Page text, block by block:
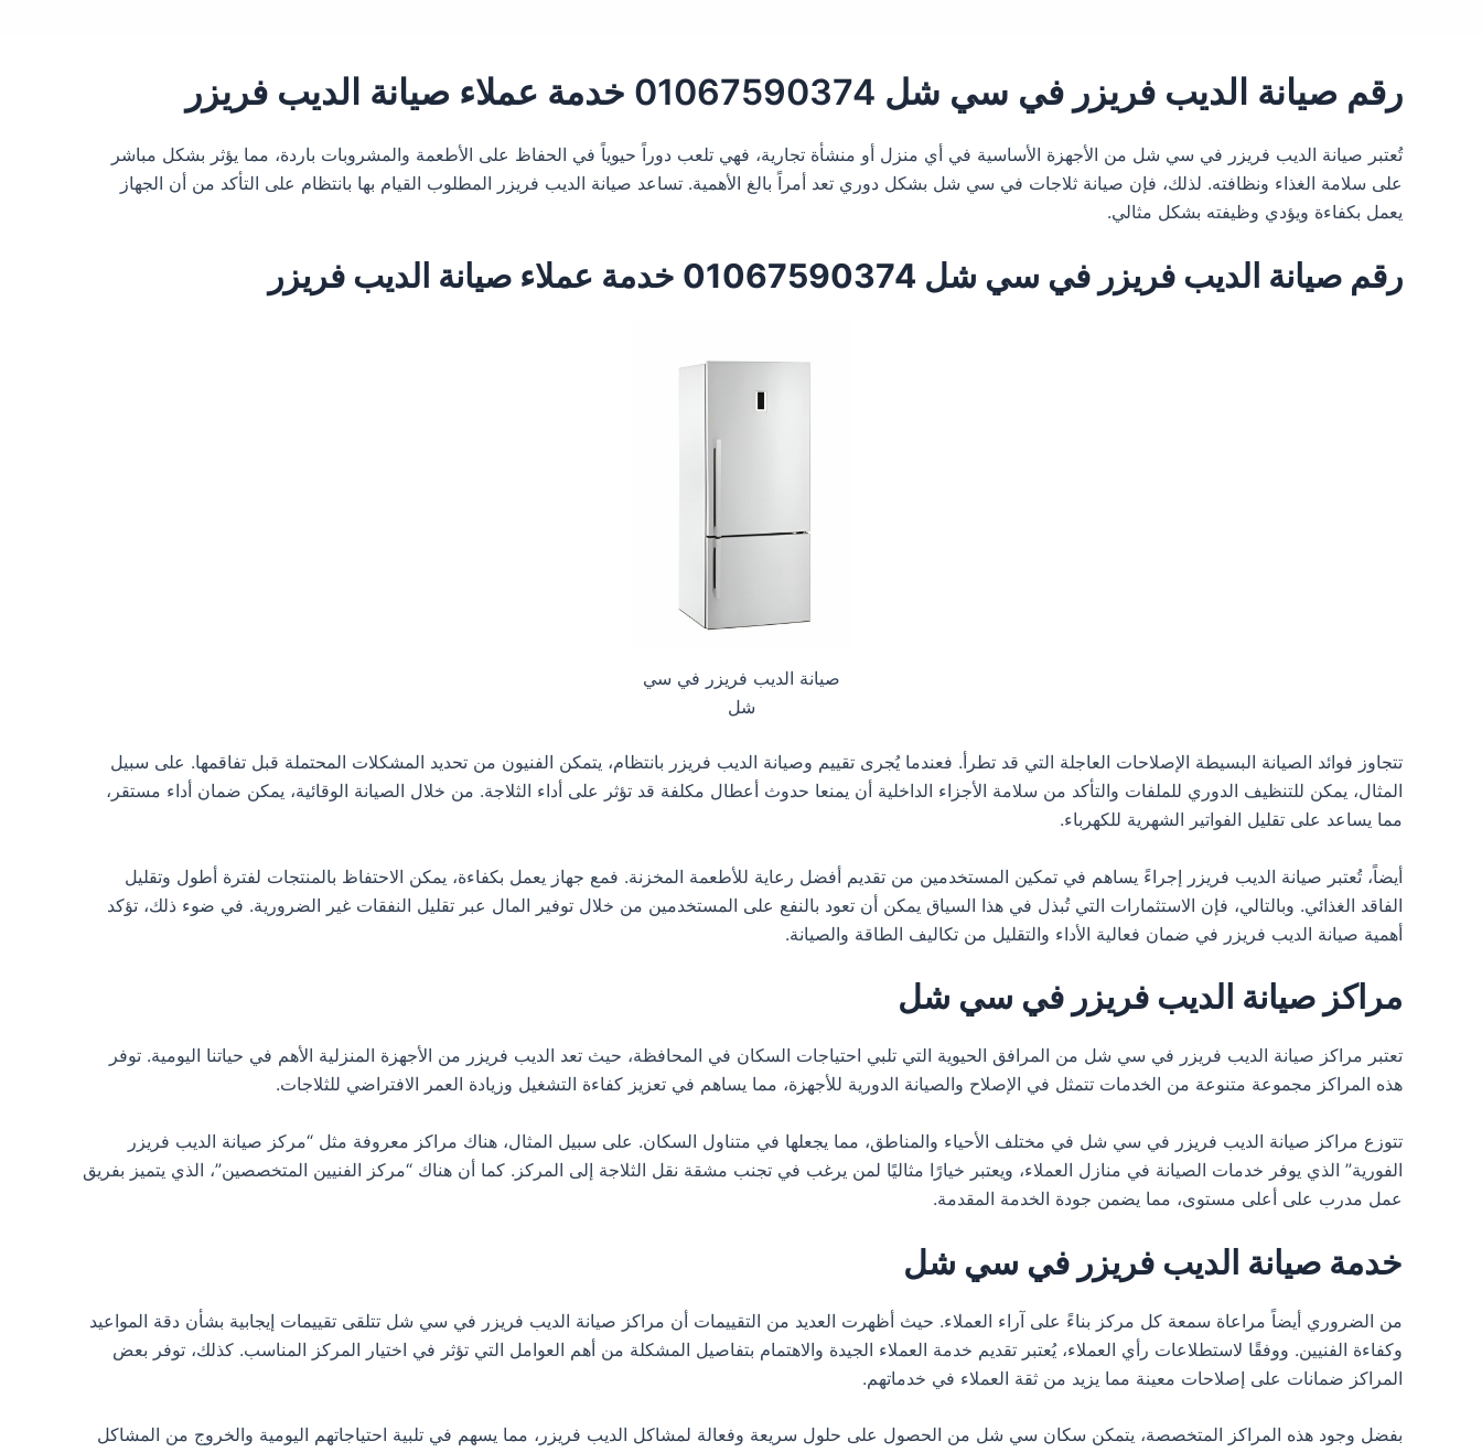
رقم صيانة الديب فريزر في سي شل 01067590374 خدمة عملاء صيانة الديب فريزر
تُعتبر صيانة الديب فريزر في سي شل من الأجهزة الأساسية في أي منزل أو منشأة تجارية، فهي تلعب دوراً حيوياً في الحفاظ على الأطعمة والمشروبات باردة، مما يؤثر بشكل مباشر
على سلامة الغذاء ونظافته. لذلك، فإن صيانة ثلاجات في سي شل بشكل دوري تعد أمراً بالغ الأهمية. تساعد صيانة الديب فريزر المطلوب القيام بها بانتظام على التأكد من أن الجهاز
يعمل بكفاءة ويؤدي وظيفته بشكل مثالي.
رقم صيانة الديب فريزر في سي شل 01067590374 خدمة عملاء صيانة الديب فريزر
صيانة الديب فريزر في سي
شل
تتجاوز فوائد الصيانة البسيطة الإصلاحات العاجلة التي قد تطرأ. فعندما يُجرى تقييم وصيانة الديب فريزر بانتظام، يتمكن الفنيون من تحديد المشكلات المحتملة قبل تفاقمها. على سبيل
المثال، يمكن للتنظيف الدوري للملفات والتأكد من سلامة الأجزاء الداخلية أن يمنعا حدوث أعطال مكلفة قد تؤثر على أداء الثلاجة. من خلال الصيانة الوقائية، يمكن ضمان أداء مستقر،
مما يساعد على تقليل الفواتير الشهرية للكهرباء.
أيضاً، تُعتبر صيانة الديب فريزر إجراءً يساهم في تمكين المستخدمين من تقديم أفضل رعاية للأطعمة المخزنة. فمع جهاز يعمل بكفاءة، يمكن الاحتفاظ بالمنتجات لفترة أطول وتقليل
الفاقد الغذائي. وبالتالي، فإن الاستثمارات التي تُبذل في هذا السياق يمكن أن تعود بالنفع على المستخدمين من خلال توفير المال عبر تقليل النفقات غير الضرورية. في ضوء ذلك، تؤكد
أهمية صيانة الديب فريزر في ضمان فعالية الأداء والتقليل من تكاليف الطاقة والصيانة.
مراكز صيانة الديب فريزر في سي شل
تعتبر مراكز صيانة الديب فريزر في سي شل من المرافق الحيوية التي تلبي احتياجات السكان في المحافظة، حيث تعد الديب فريزر من الأجهزة المنزلية الأهم في حياتنا اليومية. توفر
هذه المراكز مجموعة متنوعة من الخدمات تتمثل في الإصلاح والصيانة الدورية للأجهزة، مما يساهم في تعزيز كفاءة التشغيل وزيادة العمر الافتراضي للثلاجات.
تتوزع مراكز صيانة الديب فريزر في سي شل في مختلف الأحياء والمناطق، مما يجعلها في متناول السكان. على سبيل المثال، هناك مراكز معروفة مثل “مركز صيانة الديب فريزر
الفورية” الذي يوفر خدمات الصيانة في منازل العملاء، ويعتبر خيارًا مثاليًا لمن يرغب في تجنب مشقة نقل الثلاجة إلى المركز. كما أن هناك “مركز الفنيين المتخصصين”، الذي يتميز بفريق
عمل مدرب على أعلى مستوى، مما يضمن جودة الخدمة المقدمة.
خدمة صيانة الديب فريزر في سي شل
من الضروري أيضاً مراعاة سمعة كل مركز بناءً على آراء العملاء. حيث أظهرت العديد من التقييمات أن مراكز صيانة الديب فريزر في سي شل تتلقى تقييمات إيجابية بشأن دقة المواعيد
وكفاءة الفنيين. ووفقًا لاستطلاعات رأي العملاء، يُعتبر تقديم خدمة العملاء الجيدة والاهتمام بتفاصيل المشكلة من أهم العوامل التي تؤثر في اختيار المركز المناسب. كذلك، توفر بعض
المراكز ضمانات على إصلاحات معينة مما يزيد من ثقة العملاء في خدماتهم.
بفضل وجود هذه المراكز المتخصصة، يتمكن سكان سي شل من الحصول على حلول سريعة وفعالة لمشاكل الديب فريزر، مما يسهم في تلبية احتياجاتهم اليومية والخروج من المشاكل